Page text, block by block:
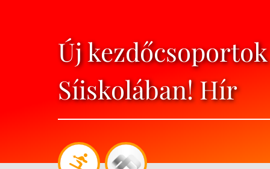
Új
Síiskolában! Hír